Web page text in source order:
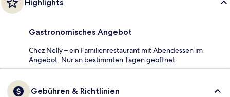
Highlights
Gastronomisches Angebot
Chez Nelly – ein Familienrestaurant mit Abendessen im
Angebot. Nur an bestimmten Tagen geöffnet
Gebühren & Richtlinien